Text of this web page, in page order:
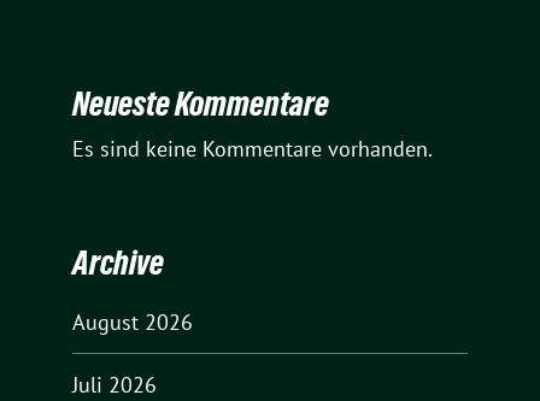
Neueste Kommentare
Es sind keine Kommentare vorhanden.
Archive
August 2026
Juli 2026